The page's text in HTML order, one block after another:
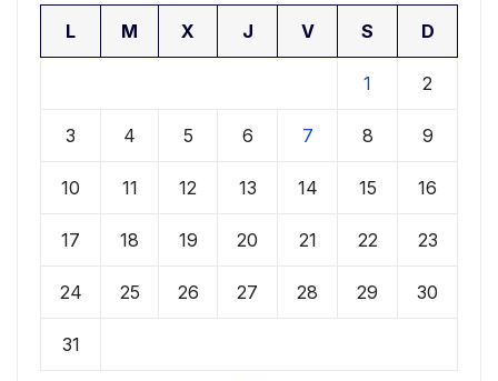
L M X J V S D
1 2
3 4 5 6 7 8 9
10 11 12 13 14 15 16
17 18 19 20 21 22 23
24 25 26 27 28 29 30
31